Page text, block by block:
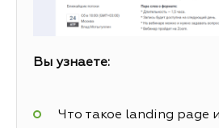
Вы узнаете:
Что такое landing page